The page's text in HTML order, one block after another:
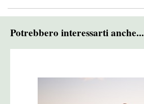
Potrebbero interessarti anche...